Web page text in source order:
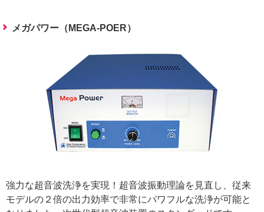
メガパワー（MEGA-POER）
強力な超音波洗浄を実現！超音波振動理論を見直し、従来
モデルの２倍の出力効率で非常にパワフルな洗浄が可能と